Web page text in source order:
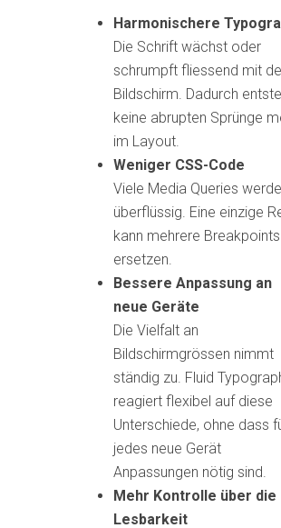
Harmonischere
Die Schrift wächst oder
schrumpft fliessend mit
Bildschirm. Dadurch
keine abrupten Sprünge
im Layout.
Weniger CSS-Code
Viele Media Queries
überflüssig. Eine einzige
kann mehrere Breakpoints
ersetzen.
Bessere Anpassung an
neue Geräte
Die Vielfalt an
Bildschirmgrössen nimmt
ständig zu. Fluid
reagiert flexibel auf diese
Unterschiede, ohne dass
jedes neue Gerät
Anpassungen nötig sind.
Mehr Kontrolle über die
Lesbarkeit